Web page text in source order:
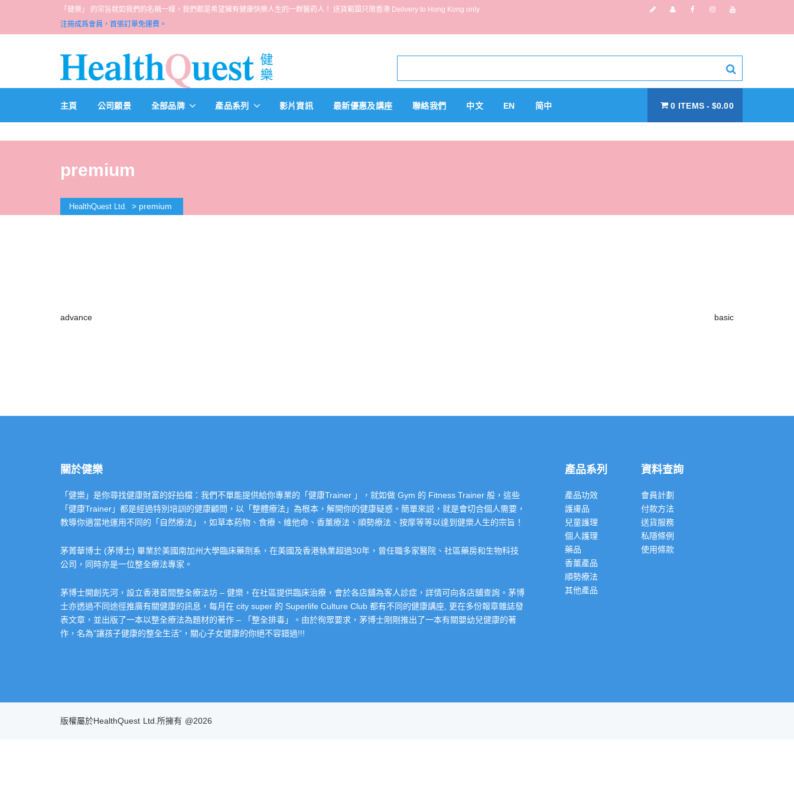
「健樂」 的宗旨就如我們的名稱一樣，我們都是希望擁有健康快樂人生的一群醫葯人！ 送貨範圍只限香港 Delivery to Hong Kong only
注冊成爲會員，首張訂單免運費。
主頁 公司願景 全部品牌 產品系列 影片資訊 最新優惠及講座 聯絡我們 中文 EN 简中 0 ITEMS $0.00
premium
HealthQuest Ltd. > premium
advance basic
關於健樂
「健樂」是你尋找健康財富的好拍檔：我們不單能提供給你專業的「健康Trainer 」，就如做 Gym 的 Fitness Trainer 般，這些
「健康Trainer」都是經過特別培訓的健康顧問，以「整體療法」為根本，解開你的健康疑惑。簡單來説，就是會切合個人需要，
教導你適當地運用不同的「自然療法」，如草本葯物、食療、維他命、香薰療法、順勢療法、按摩等等以達到健樂人生的宗旨！
茅菁華博士 (茅博士) 畢業於美國南加州大學臨床藥劑系，在美國及香港執業超過30年，曾任職多家醫院、社區藥房和生物科技
公司，同時亦是一位整全療法專家。
茅博士開創先河，設立香港首間整全療法坊 – 健樂，在社區提供臨床治療，會於各店舖為客人診症，詳情可向各店舖查詢。茅博
士亦透過不同途徑推廣有關健康的訊息，每月在 city super 的 Superlife Culture Club 都有不同的健康講座, 更在多份報章雜誌發
表文章，並出版了一本以整全療法為題材的著作 – 「整全排毒」。由於徇眾要求，茅博士剛剛推出了一本有關嬰幼兒健康的著
作，名為”讓孩子健康的整全生活”，關心子女健康的你絕不容錯過!!!
產品系列
產品功效
護膚品
兒童護理
個人護理
藥品
香薰產品
順勢療法
其他產品
資料查詢
會員計劃
付款方法
送貨服務
私隱條例
使用條款
版權屬於HealthQuest Ltd.所擁有 @2026